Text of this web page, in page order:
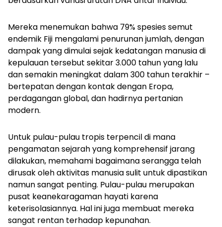
Mereka menemukan bahwa 79% spesies semut
endemik Fiji mengalami penurunan jumlah, dengan
dampak yang dimulai sejak kedatangan manusia di
kepulauan tersebut sekitar 3.000 tahun yang lalu
dan semakin meningkat dalam 300 tahun terakhir –
bertepatan dengan kontak dengan Eropa,
perdagangan global, dan hadirnya pertanian
modern.
Untuk pulau-pulau tropis terpencil di mana
pengamatan sejarah yang komprehensif jarang
dilakukan, memahami bagaimana serangga telah
dirusak oleh aktivitas manusia sulit untuk dipastikan
namun sangat penting. Pulau-pulau merupakan
pusat keanekaragaman hayati karena
keterisolasiannya. Hal ini juga membuat mereka
sangat rentan terhadap kepunahan.